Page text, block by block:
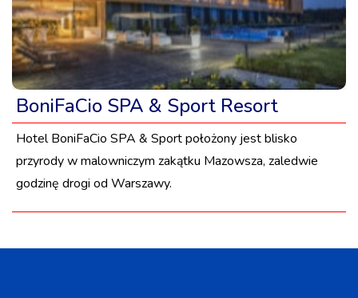
BoniFaCio SPA & Sport Resort
Hotel BoniFaCio SPA & Sport położony jest blisko
przyrody w malowniczym zakątku Mazowsza, zaledwie
godzinę drogi od Warszawy.